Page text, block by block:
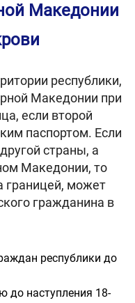
Македонии
республики,
Македонии при
если второй
паспортом. Если
страны, а
Македонии, то
границей, может
гражданина в
республики до
до наступления 18-